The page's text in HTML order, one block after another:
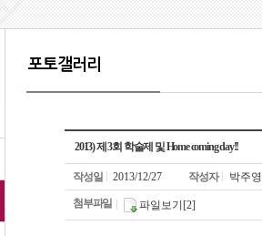
포토갤러리
2013) 제 3회 학술제 및 Home coming day!!
작성일 2013/12/27 작성자 박주영
첨부파일 파일보기[2]